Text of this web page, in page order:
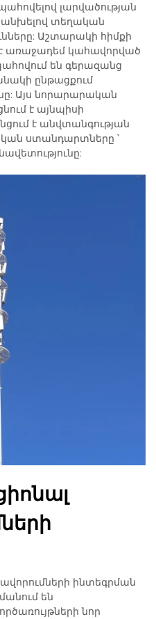
լարվածության
տեղական
Աշտարակի հիմքի
առաջադեմ կահավորված
են գերազանց
ընթացքում
Այս նորարարական
է այնպիսի
է անվտանգության
ստանդարտները ՝
ինտեգրման
են
նոր